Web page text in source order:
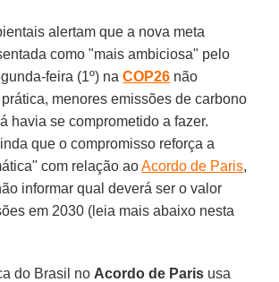
alertam que a nova meta
como "mais ambiciosa" pelo
feira (1º) naCOP26 não
menores emissões de carbono
havia se comprometido a fazer.
que o compromisso reforça a
com relação aoAcordo de Paris,
informar qual deverá ser o valor
em 2030 (leia mais abaixo nesta
do Brasil no Acordo de Paris usa